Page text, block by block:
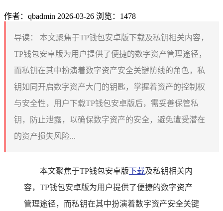
作者：qbadmin 2026-03-26 浏览：1478
导读：
本文聚焦于TP钱包安卓版下载及私钥相关内容，
TP钱包安卓版为用户提供了便捷的数字资产管理途径，
而私钥在其中扮演着数字资产安全关键防线的角色，私
钥如同开启数字资产大门的钥匙，掌握着资产的控制权
与安全性，用户下载TP钱包安卓版后，需妥善保管私
钥，防止泄露，以确保数字资产的安全，避免遭受潜在
的资产损失风险...
本文聚焦于TP钱包安卓版下载及私钥相关内
容，TP钱包安卓版为用户提供了便捷的数字资产
管理途径，而私钥在其中扮演着数字资产安全关键